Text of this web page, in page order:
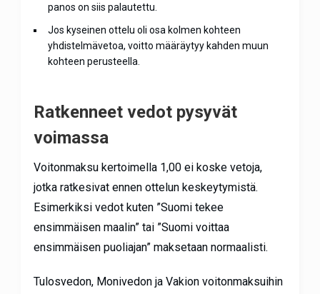
panos on siis palautettu.
Jos kyseinen ottelu oli osa kolmen kohteen
yhdistelmävetoa, voitto määräytyy kahden muun
kohteen perusteella.
Ratkenneet vedot pysyvät
voimassa
Voitonmaksu kertoimella 1,00 ei koske vetoja,
jotka ratkesivat ennen ottelun keskeytymistä.
Esimerkiksi vedot kuten ”Suomi tekee
ensimmäisen maalin” tai ”Suomi voittaa
ensimmäisen puoliajan” maksetaan normaalisti.
Tulosvedon, Monivedon ja Vakion voitonmaksuihin